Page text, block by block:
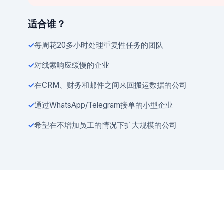
适合谁？
每周花20多小时处理重复性任务的团队
对线索响应缓慢的企业
在CRM、财务和邮件之间来回搬运数据的公司
通过WhatsApp/Telegram接单的小型企业
希望在不增加员工的情况下扩大规模的公司